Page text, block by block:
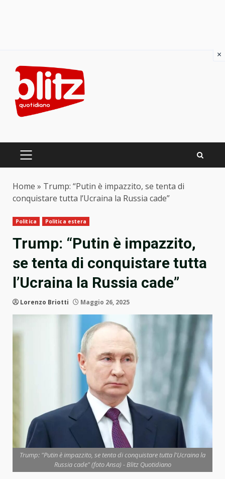
content
PRIMARY
Home » Trump: “Putin è impazzito, se tenta di
conquistare tutta l’Ucraina la Russia cade”
Politica Politica estera
Trump: “Putin è impazzito,
se tenta di conquistare tutta
l’Ucraina la Russia cade”
Lorenzo Briotti Maggio 26, 2025
Trump: "Putin è impazzito, se tenta di conquistare tutta l'Ucraina la
Russia cade" (foto Ansa) - Blitz Quotidiano
×